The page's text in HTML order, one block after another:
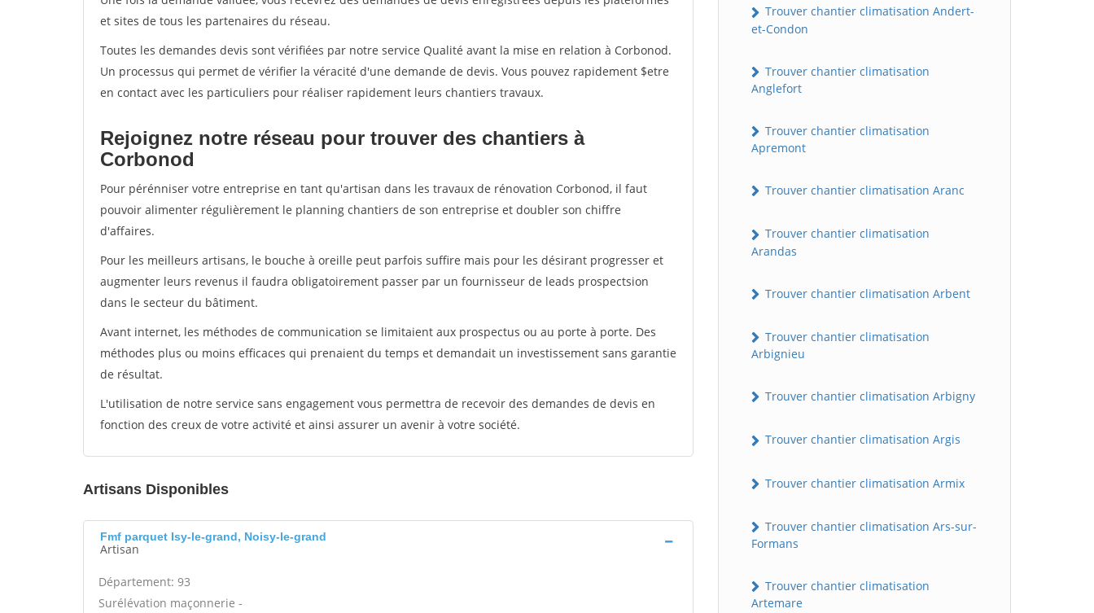
et sites de tous les partenaires du réseau.
Toutes les demandes devis sont vérifiées par notre service Qualité avant la mise en relation à Corbonod.
Un processus qui permet de vérifier la véracité d'une demande de devis. Vous pouvez rapidement $etre
en contact avec les particuliers pour réaliser rapidement leurs chantiers travaux.
Rejoignez notre réseau pour trouver des chantiers à
Corbonod
Pour pérénniser votre entreprise en tant qu'artisan dans les travaux de rénovation Corbonod, il faut
pouvoir alimenter régulièrement le planning chantiers de son entreprise et doubler son chiffre
d'affaires.
Pour les meilleurs artisans, le bouche à oreille peut parfois suffire mais pour les désirant progresser et
augmenter leurs revenus il faudra obligatoirement passer par un fournisseur de leads prospectsion
dans le secteur du bâtiment.
Avant internet, les méthodes de communication se limitaient aux prospectus ou au porte à porte. Des
méthodes plus ou moins efficaces qui prenaient du temps et demandait un investissement sans garantie
de résultat.
L'utilisation de notre service sans engagement vous permettra de recevoir des demandes de devis en
fonction des creux de votre activité et ainsi assurer un avenir à votre société.
Artisans Disponibles
Fmf parquet Isy-le-grand, Noisy-le-grand
Artisan
Département: 93
Surélévation maçonnerie -
Trouver chantier climatisation Andert-
et-Condon
Trouver chantier climatisation
Anglefort
Trouver chantier climatisation
Apremont
Trouver chantier climatisation Aranc
Trouver chantier climatisation
Arandas
Trouver chantier climatisation Arbent
Trouver chantier climatisation
Arbignieu
Trouver chantier climatisation Arbigny
Trouver chantier climatisation Argis
Trouver chantier climatisation Armix
Trouver chantier climatisation Ars-sur-
Formans
Trouver chantier climatisation
Artemare